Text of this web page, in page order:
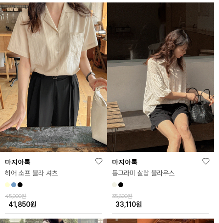
마지아룩
히어 소프 블라 셔츠
45,000원
41,850원
마지아룩
동그라미 살랑 블라우스
35,600원
33,110원